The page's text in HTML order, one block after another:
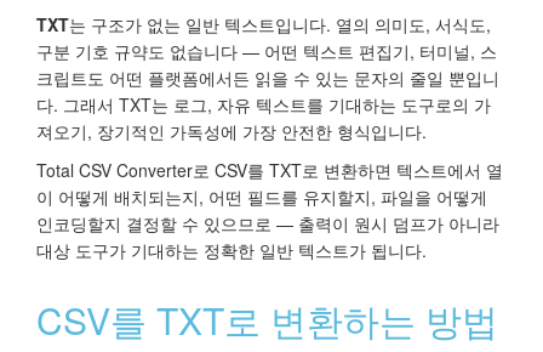
TXT는 구조가 없는 일반 텍스트입니다. 열의 의미도, 서식도,
구분 기호 규약도 없습니다 — 어떤 텍스트 편집기, 터미널, 스
크립트도 어떤 플랫폼에서든 읽을 수 있는 문자의 줄일 뿐입니
다. 그래서 TXT는 로그, 자유 텍스트를 기대하는 도구로의 가
져오기, 장기적인 가독성에 가장 안전한 형식입니다.
Total CSV Converter로 CSV를 TXT로 변환하면 텍스트에서 열
이 어떻게 배치되는지, 어떤 필드를 유지할지, 파일을 어떻게
인코딩할지 결정할 수 있으므로 — 출력이 원시 덤프가 아니라
대상 도구가 기대하는 정확한 일반 텍스트가 됩니다.
CSV를 TXT로 변환하는 방법